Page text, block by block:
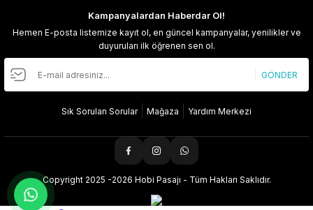
Kampanyalardan Haberdar Ol!
Hemen E-posta listemize kayıt ol, en güncel kampanyalar, yenilikler ve
duyuruları ilk öğrenen sen ol.
GÖNDER
Sık Sorulan Sorular Mağaza Yardım Merkezi
Copyright 2025 -2026 Hobi Pasajı - Tüm Hakları Saklıdır.